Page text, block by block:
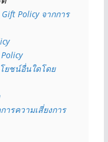
Policy จากการ
Policy
ยชน์อื่นใดโดย
ารความเสี่ยงการ